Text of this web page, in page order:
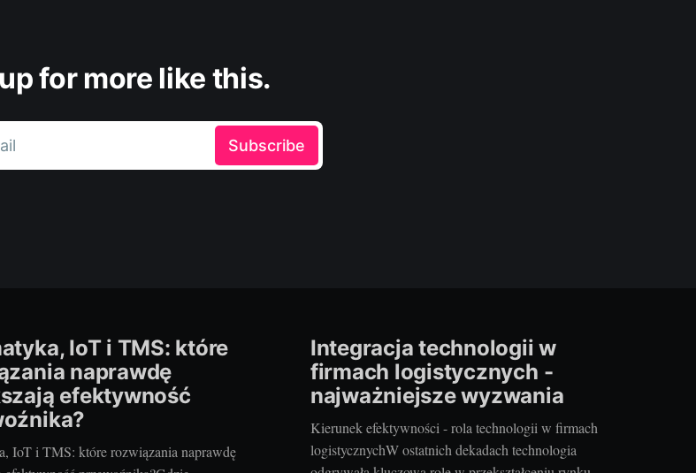
for more like this.
Subscribe
IoT i TMS: które
naprawdę
efektywność
IoT i TMS: które rozwiązania naprawdę
Integracja technologii w
firmach logistycznych -
najważniejsze wyzwania
Kierunek efektywności - rola technologii w firmach
logistycznychW ostatnich dekadach technologia